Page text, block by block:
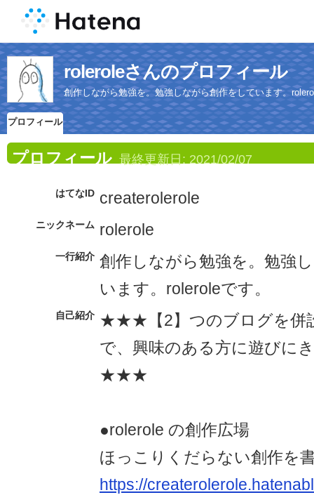
roleroleさんのプロフィール
創作しながら勉強を。勉強しながら創作をしています。
プロフィール
プロフィール 最終更新日: 2021/02/07
はてなID createrolerole
ニックネーム rolerole
一行紹介 創作しながら勉強を。勉強
います。roleroleです。
自己紹介 ★★★【2】つのブログを併
で、興味のある方に遊びに
★★★
●rolerole の創作広場
ほっこりくだらない創作を
https://